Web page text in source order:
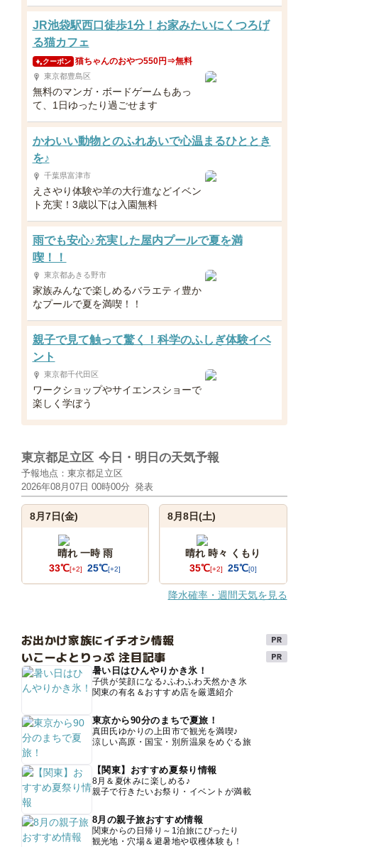
JR池袋駅西口徒歩1分！お家みたいにくつろげ
る猫カフェ
クーポン 猫ちゃんのおやつ550円⇒無料
東京都豊島区
無料のマンガ・ボードゲームもあっ
て、1日ゆったり過ごせます
かわいい動物とのふれあいで心温まるひととき
を♪
千葉県富津市
えさやり体験や羊の大行進などイベン
ト充実！3歳以下は入園無料
雨でも安心♪充実した屋内プールで夏を満
喫！！
東京都あきる野市
家族みんなで楽しめるバラエティ豊か
なプールで夏を満喫！！
親子で見て触って驚く！科学のふしぎ体験イベ
ント
東京都千代田区
ワークショップやサイエンスショーで
楽しく学ぼう
東京都足立区 今日・明日の天気予報
予報地点：東京都足立区
2026年08月07日 00時00分 発表
8月7日(金)
晴れ 一時 雨
33℃[+2] 25℃[+2]
8月8日(土)
晴れ 時々 くもり
35℃[+2] 25℃[0]
降水確率・週間天気を見る
お出かけ家族にイチオシ情報
いこーよとりっぷ 注目記事
暑い日はひんやりかき氷！
子供が笑顔になる♪ふわふわ天然かき氷
関東の有名＆おすすめ店を厳選紹介
東京から90分のまちで夏旅！
真田氏ゆかりの上田市で観光を満喫♪
涼しい高原・国宝・別所温泉をめぐる旅
【関東】おすすめ夏祭り情報
8月＆夏休みに楽しめる♪
親子で行きたいお祭り・イベントが満載
8月の親子旅おすすめ情報
関東からの日帰り～1泊旅にぴったり
観光地・穴場＆避暑地や収穫体験も！